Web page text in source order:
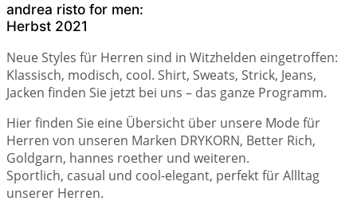
andrea risto for men:
Herbst 2021
Neue Styles für Herren sind in Witzhelden eingetroffen:
Klassisch, modisch, cool. Shirt, Sweats, Strick, Jeans,
Jacken finden Sie jetzt bei uns – das ganze Programm.
Hier finden Sie eine Übersicht über unsere Mode für
Herren von unseren Marken DRYKORN, Better Rich,
Goldgarn, hannes roether und weiteren.
Sportlich, casual und cool-elegant, perfekt für Allltag
unserer Herren.